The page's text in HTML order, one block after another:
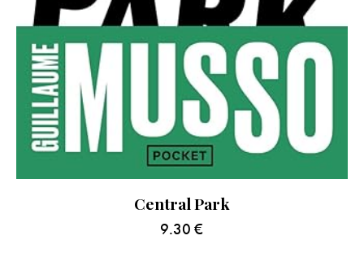
Central Park
9.30 €